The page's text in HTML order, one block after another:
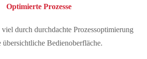
Optimierte Prozesse
durch durchdachte Prozessoptimierung
übersichtliche Bedienoberfläche.